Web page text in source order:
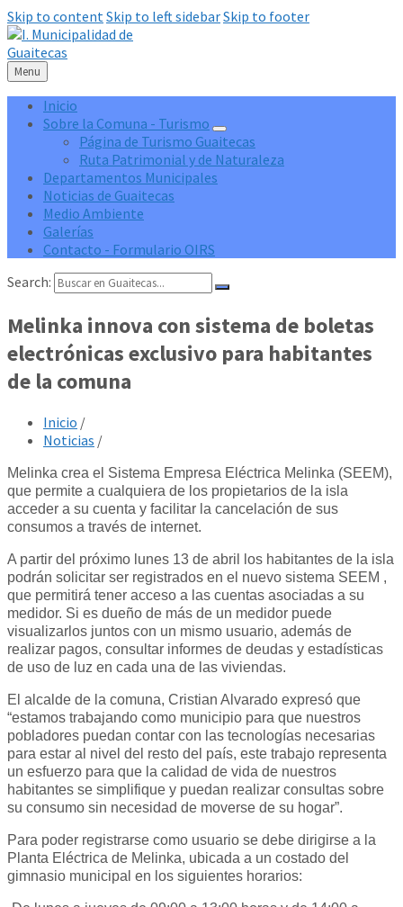
Skip to contentSkip to left sidebarSkip to footer
Menu
Inicio
Sobre la Comuna - Turismo
Página de Turismo Guaitecas
Ruta Patrimonial y de Naturaleza
Departamentos Municipales
Noticias de Guaitecas
Medio Ambiente
Galerías
Contacto - Formulario OIRS
Search:
Melinka innova con sistema de boletas
electrónicas exclusivo para habitantes
de la comuna
Inicio /
Noticias /
Melinka crea el Sistema Empresa Eléctrica Melinka (SEEM),
que permite a cualquiera de los propietarios de la isla
acceder a su cuenta y facilitar la cancelación de sus
consumos a través de internet.
A partir del próximo lunes 13 de abril los habitantes de la isla
podrán solicitar ser registrados en el nuevo sistema SEEM ,
que permitirá tener acceso a las cuentas asociadas a su
medidor. Si es dueño de más de un medidor puede
visualizarlos juntos con un mismo usuario, además de
realizar pagos, consultar informes de deudas y estadísticas
de uso de luz en cada una de las viviendas.
El alcalde de la comuna, Cristian Alvarado expresó que
“estamos trabajando como municipio para que nuestros
pobladores puedan contar con las tecnologías necesarias
para estar al nivel del resto del país, este trabajo representa
un esfuerzo para que la calidad de vida de nuestros
habitantes se simplifique y puedan realizar consultas sobre
su consumo sin necesidad de moverse de su hogar”.
Para poder registrarse como usuario se debe dirigirse a la
Planta Eléctrica de Melinka, ubicada a un costado del
gimnasio municipal en los siguientes horarios: